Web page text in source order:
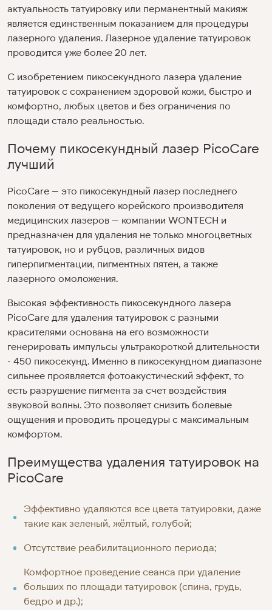
актуальность татуировку или перманентный макияж
является единственным показанием для процедуры
лазерного удаления. Лазерное удаление татуировок
проводится уже более 20 лет.
С изобретением пикосекундного лазера удаление
татуировок с сохранением здоровой кожи, быстро и
комфортно, любых цветов и без ограничения по
площади стало реальностью.
Почему пикосекундный лазер PicoCare
лучший
PicoCare — это пикосекундный лазер последнего
поколения от ведущего корейского производителя
медицинских лазеров — компании WONTECH и
предназначен для удаления не только многоцветных
татуировок, но и рубцов, различных видов
гиперпигментации, пигментных пятен, а также
лазерного омоложения.
Высокая эффективность пикосекундного лазера
PicoCare для удаления татуировок с разными
красителями основана на его возможности
генерировать импульсы ультракороткой длительности
- 450 пикосекунд. Именно в пикосекундном диапазоне
сильнее проявляется фотоакустический эффект, то
есть разрушение пигмента за счет воздействия
звуковой волны. Это позволяет снизить болевые
ощущения и проводить процедуры с максимальным
комфортом.
Преимущества удаления татуировок на
PicoCare
Эффективно удаляются все цвета татуировки, даже
такие как зеленый, жёлтый, голубой;
Отсутствие реабилитационного периода;
Комфортное проведение сеанса при удаление
больших по площади татуировок (спина, грудь,
бедро и др.);